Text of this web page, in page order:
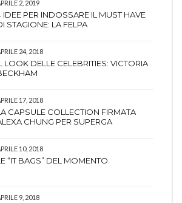
2, 2019
IDEE PER INDOSSARE IL MUST HAVE
STAGIONE: LA FELPA
24, 2018
LOOK DELLE CELEBRITIES: VICTORIA
17, 2018
CAPSULE COLLECTION FIRMATA
CHUNG PER SUPERGA
10, 2018
“IT BAGS” DEL MOMENTO.
9, 2018